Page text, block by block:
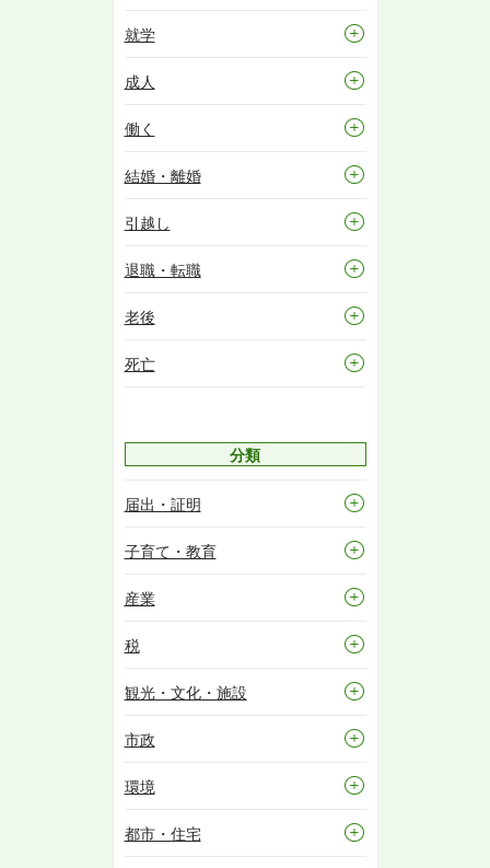
就学
成人
働く
結婚・離婚
引越し
退職・転職
老後
死亡
分類
届出・証明
子育て・教育
産業
税
観光・文化・施設
市政
環境
都市・住宅